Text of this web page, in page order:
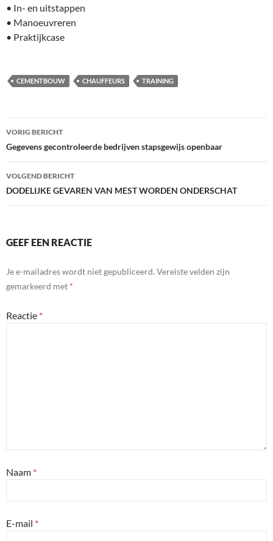
• In- en uitstappen
• Manoeuvreren
• Praktijkcase
CEMENTBOUW CHAUFFEURS TRAINING
Bericht
navigatie
VORIG BERICHT
Gegevens gecontroleerde bedrijven stapsgewijs openbaar
VOLGEND BERICHT
DODELIJKE GEVAREN VAN MEST WORDEN ONDERSCHAT
GEEF EEN REACTIE
Je e-mailadres wordt niet gepubliceerd. Vereiste velden zijn
gemarkeerd met *
Reactie *
Naam *
E-mail *